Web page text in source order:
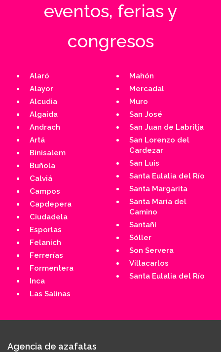
eventos, ferias y
congresos
Alaró
Alayor
Alcudia
Algaida
Andrach
Artá
Binisalem
Buñola
Calviá
Campos
Capdepera
Ciudadela
Esporlas
Felanich
Ferrerías
Formentera
Inca
Las Salinas
Mahón
Mercadal
Muro
San José
San Juan de Labritja
San Lorenzo del
Cardezar
San Luis
Santa Eulalia del Río
Santa Margarita
Santa María del
Camino
Santañí
Sóller
Son Servera
Villacarlos
Santa Eulalia del Río
Agencia de azafatas